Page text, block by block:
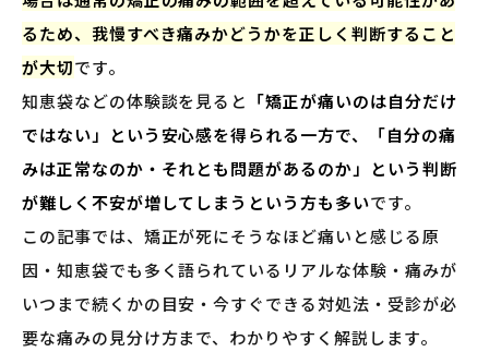
るため、我慢すべき痛みかどうかを正しく判断すること
が大切です。
知恵袋などの体験談を見ると 「矯正が痛いのは自分だけ
ではない」という安心感を得られる一方で、「自分の痛
みは正常なのか・それとも問題があるのか」という判断
が難しく不安が増してしまうという方も多いです。
この記事では、矯正が死にそうなほど痛いと感じる原
因・知恵袋でも多く語られているリアルな体験・痛みが
いつまで続くかの目安・今すぐできる対処法・受診が必
要な痛みの見分け方まで、わかりやすく解説します。